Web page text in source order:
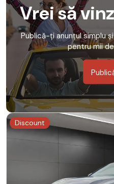
Vrei să
Publică-ți anunțul simplu
pentru mii
Discount